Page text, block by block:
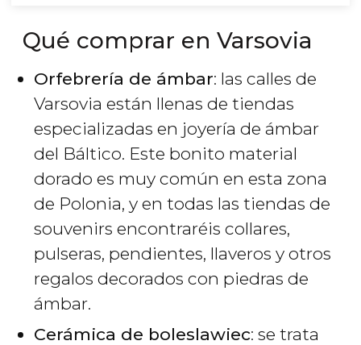
Qué comprar en Varsovia
Orfebrería de ámbar: las calles de
Varsovia están llenas de tiendas
especializadas en joyería de ámbar
del Báltico. Este bonito material
dorado es muy común en esta zona
de Polonia, y en todas las tiendas de
souvenirs encontraréis collares,
pulseras, pendientes, llaveros y otros
regalos decorados con piedras de
ámbar.
Cerámica de boleslawiec: se trata